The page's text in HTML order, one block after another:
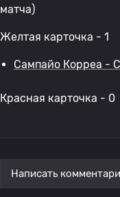
матча)
Желтая карточка - 1
Сампайо Корреа -
Красная карточка - 0
Написать